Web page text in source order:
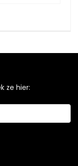
ze hier: